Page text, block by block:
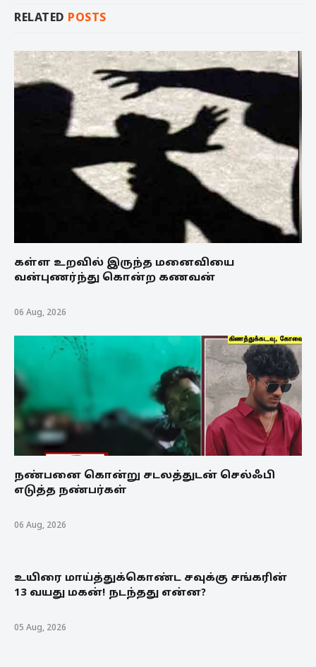
RELATED POSTS
கள்ள உறவில் இருந்த மனைவியை
வன்புணர்ந்து கொன்ற கணவன்
06 Aug, 2026
நண்பனை கொன்று சடலத்துடன் செல்ஃபி
எடுத்த நண்பர்கள்
06 Aug, 2026
உயிரை மாய்த்துக்கொண்ட சவுக்கு சங்கரின்
13 வயது மகன்! நடந்தது என்ன?
05 Aug, 2026